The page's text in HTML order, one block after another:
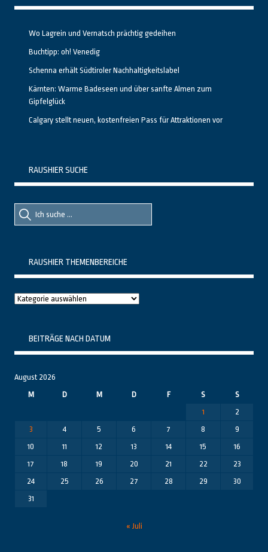
Wo Lagrein und Vernatsch prächtig gedeihen
Buchtipp: oh! Venedig
Schenna erhält Südtiroler Nachhaltigkeitslabel
Kärnten: Warme Badeseen und über sanfte Almen zum
Gipfelglück
Calgary stellt neuen, kostenfreien Pass für Attraktionen vor
RAUSHIER SUCHE
Suche
nach::
Suche
nach:
RAUSHIER THEMENBEREICHE
Raushier
BEITRÄGE NACH DATUM
August 2026
M
D M D F S
S
1
2
3
4 5 6 7 8
9
10
11 12 13 14 15
16
17
18 19 20 21 22
23
24
25 26 27 28 29
30
31
« Juli